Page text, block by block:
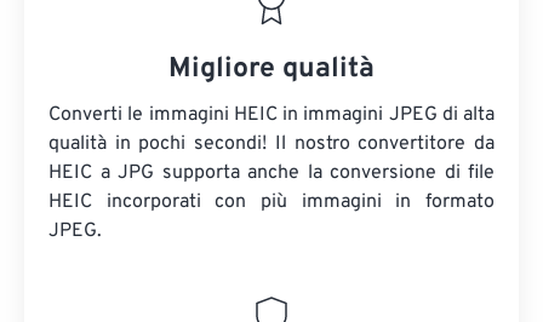
Migliore qualità
Converti le immagini HEIC in immagini JPEG di alta
qualità in pochi secondi! Il nostro convertitore da
HEIC a JPG supporta anche la conversione di file
HEIC incorporati con più immagini in formato
JPEG.